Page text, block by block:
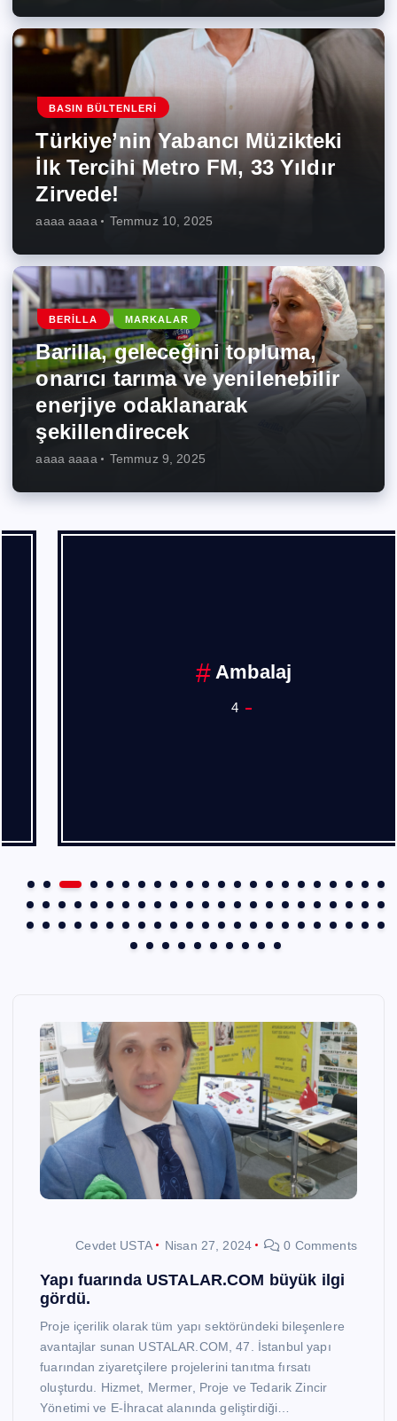
BASIN BÜLTENLERI
Türkiye’nin Yabancı Müzikteki
İlk Tercihi Metro FM, 33 Yıldır
Zirvede!
aaaa aaaa Temmuz 10, 2025
BERILLA MARKALAR
Barilla, geleceğini topluma,
onarıcı tarıma ve yenilenebilir
enerjiye odaklanarak
şekillendirecek
aaaa aaaa Temmuz 9, 2025
Ambalaj
Cevdet USTA Nisan 27, 2024 0 Comments
Yapı fuarında USTALAR.COM büyük ilgi
gördü.
Proje içerilik olarak tüm yapı sektöründeki bileşenlere
avantajlar sunan USTALAR.COM, 47. İstanbul yapı
fuarından ziyaretçilere projelerini tanıtma fırsatı
oluşturdu. Hizmet, Mermer, Proje ve Tedarik Zincir
Yönetimi ve E-İhracat alanında geliştirdiği…